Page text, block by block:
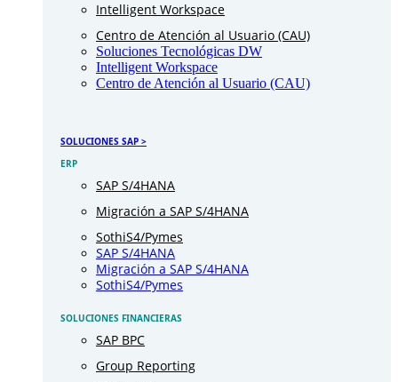
Intelligent Workspace
Centro de Atención al Usuario (CAU)
Soluciones Tecnológicas DW
Intelligent Workspace
Centro de Atención al Usuario (CAU)
SOLUCIONES SAP >
ERP
SAP S/4HANA
Migración a SAP S/4HANA
SothiS4/Pymes
SAP S/4HANA
Migración a SAP S/4HANA
SothiS4/Pymes
SOLUCIONES FINANCIERAS
SAP BPC
Group Reporting